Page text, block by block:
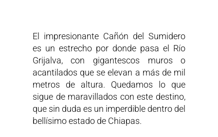
El impresionante Cañón del Sumidero
es un estrecho por donde pasa el Río
Grijalva, con gigantescos muros o
acantilados que se elevan a más de mil
metros de altura. Quedamos lo que
sigue de maravillados con este destino,
que sin duda es un imperdible dentro del
bellísimo estado de Chiapas.